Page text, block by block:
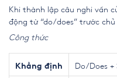
Khi thành lập câu nghi vấn
động từ “do/does” trước
Công thức
Khẳng định Do/Does +